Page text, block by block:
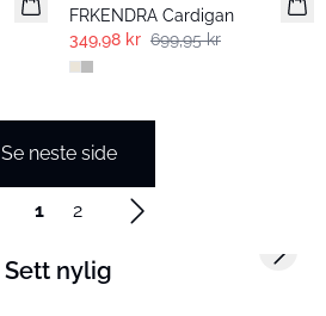
FRKENDRA Cardigan
349,98 kr 699,95 kr
Se neste side
1 2
Sett nylig Next